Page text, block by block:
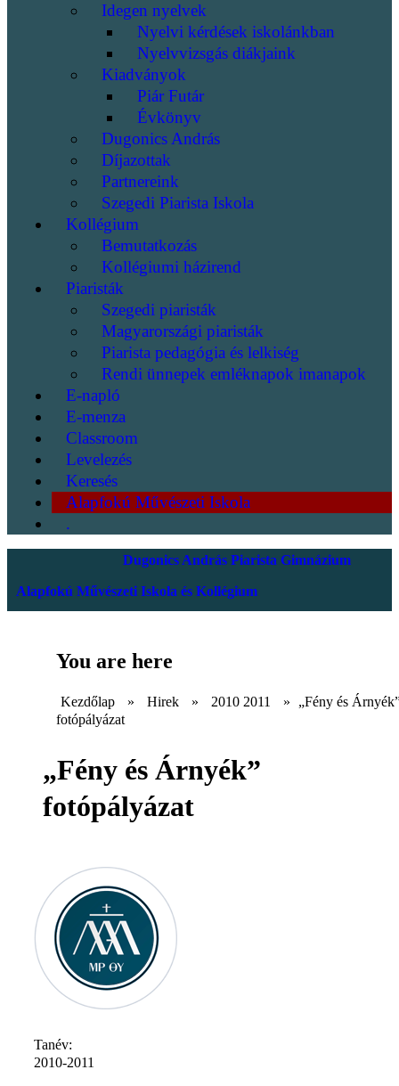
Idegen nyelvek
Nyelvi kérdések iskolánkban
Nyelvvizsgás diákjaink
Kiadványok
Piár Futár
Évkönyv
Dugonics András
Díjazottak
Partnereink
Szegedi Piarista Iskola
Kollégium
Bemutatkozás
Kollégiumi házirend
Piaristák
Szegedi piaristák
Magyarországi piaristák
Piarista pedagógia és lelkiség
Rendi ünnepek emléknapok imanapok
E-napló
E-menza
Classroom
Levelezés
Keresés
Alapfokú Művészeti Iskola
.
Dugonics András Piarista Gimnázium
Alapfokú Művészeti Iskola és Kollégium
You are here
Kezdőlap » Hirek » 2010 2011 »
„Fény és
fotópályázat
„Fény és Árnyék”
fotópályázat
Tanév:
2010-2011